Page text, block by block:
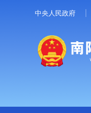
中央人民政府